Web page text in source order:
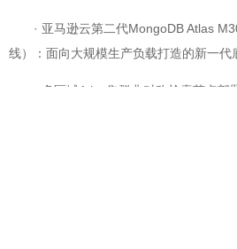
· 亚马逊云第二代MongoDB Atlas
线）：面向大规模生产负载打造的新一代
· 多区域Atlas集群非对称检索节点